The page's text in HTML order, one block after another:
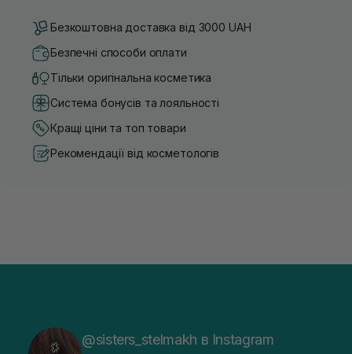
Безкоштовна доставка від 3000 UAH
Безпечні способи оплати
Тільки оригінальна косметика
Система бонусів та лояльності
Кращі ціни та топ товари
Рекомендації від косметологів
@sisters_stelmakh в Instagram